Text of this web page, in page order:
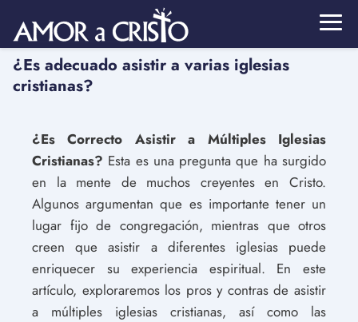
¿Es adecuado asistir a varias iglesias
cristianas?
¿Es Correcto Asistir a Múltiples Iglesias
Cristianas? Esta es una pregunta que ha surgido
en la mente de muchos creyentes en Cristo.
Algunos argumentan que es importante tener un
lugar fijo de congregación, mientras que otros
creen que asistir a diferentes iglesias puede
enriquecer su experiencia espiritual. En este
artículo, exploraremos los pros y contras de asistir
a múltiples iglesias cristianas, así como las